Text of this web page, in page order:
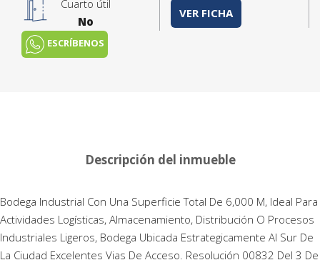
Cuarto útil
No
VER FICHA
ESCRÍBENOS
Descripción del inmueble
Bodega Industrial Con Una Superficie Total De 6,000 M, Ideal Para
Actividades Logísticas, Almacenamiento, Distribución O Procesos
Industriales Ligeros, Bodega Ubicada Estrategicamente Al Sur De
La Ciudad Excelentes Vias De Acceso. Resolución 00832 Del 3 De